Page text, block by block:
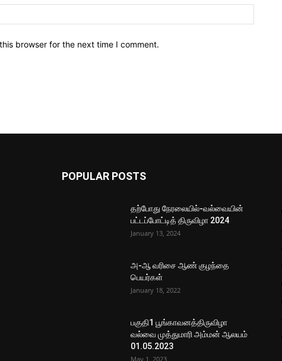
browser for the next time I comment.
POPULAR POSTS
தற்போது நேரலையில்-வல்வையின்
பட்டப்போட்டித் திருவிழா 2024
January 13, 2024
அ-ஆ வரிசை ஆண் குழந்தை
பெயர்கள்
January 18, 2022
பகுதி1 பூங்காவனத்திருவிழா
வல்வை முத்துமாரி அம்மன் ஆலயம்
01.05.2023
May 1, 2023